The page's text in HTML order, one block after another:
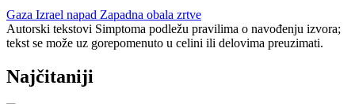
Gaza Izrael napad Zapadna obala zrtve
Autorski tekstovi Simptoma podležu pravilima o navođenju izvora;
tekst se može uz gorepomenuto u celini ili delovima preuzimati.
Najčitaniji